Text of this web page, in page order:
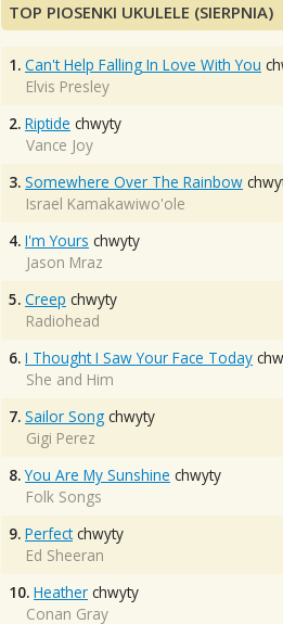
TOP PIOSENKI UKULELE (SIERPNIA)
1. Can't Help Falling In Love With You
Elvis Presley
2. Riptide chwyty
Vance Joy
3. Somewhere Over The Rainbow
Israel Kamakawiwo'ole
4. I'm Yours chwyty
Jason Mraz
5. Creep chwyty
Radiohead
6. I Thought I Saw Your Face Today
She and Him
7. Sailor Song chwyty
Gigi Perez
8. You Are My Sunshine chwyty
Folk Songs
9. Perfectchwyty
Ed Sheeran
10. Heather chwyty
Conan Gray